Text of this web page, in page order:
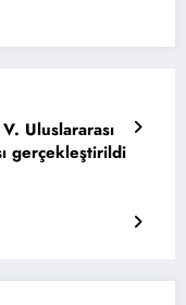
Uluslararası
gerçekleştirildi